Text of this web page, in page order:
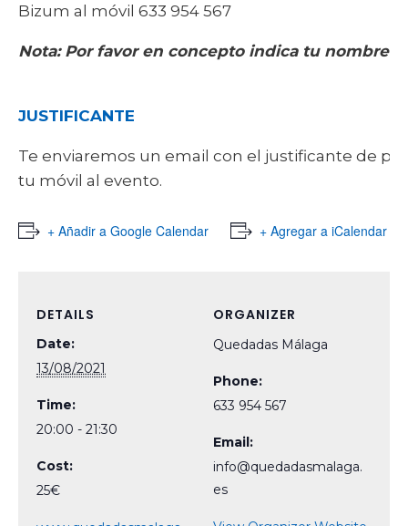
Bizum al móvil 633 954 567
Nota: Por favor en concepto indica tu nombre-
JUSTIFICANTE
Te enviaremos un email con el justificante de
tu móvil al evento.
+ Añadir a Google Calendar + Agregar a iCalendar
DETAILS
Date:
13/08/2021
Time:
20:00 - 21:30
Cost:
25€
ORGANIZER
Quedadas Málaga
Phone:
633 954 567
Email:
info@quedadasmalaga.
es